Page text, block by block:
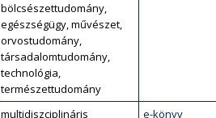
bölcsészettudomány,
egészségügy, művészet,
orvostudomány,
társadalomtudomány,
technológia,
természettudomány
multidiszciplináris e-könyv